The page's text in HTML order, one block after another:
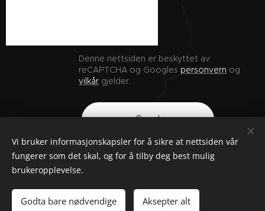
Denne nettsiden er beskyttet av
reCAPTCHA og Googles personvern og
vilkår gjelder.
Send
org.nr: 933051420
Informasjonskapsler
Vi bruker informasjonskapsler for å sikre at nettsiden vår
fungerer som det skal, og for å tilby deg best mulig
brukeropplevelse.
Godta bare nødvendige Aksepter alt